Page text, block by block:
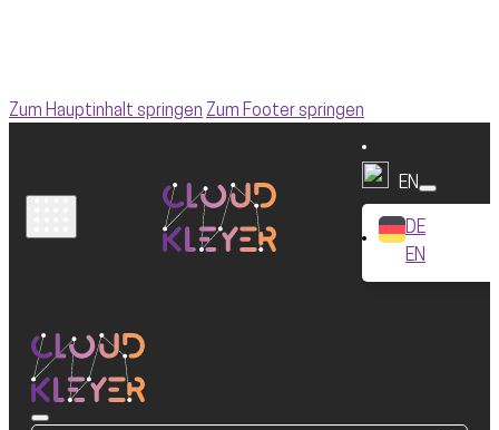
Zum Hauptinhalt springen Zum Footer springen
EN
DE
EN